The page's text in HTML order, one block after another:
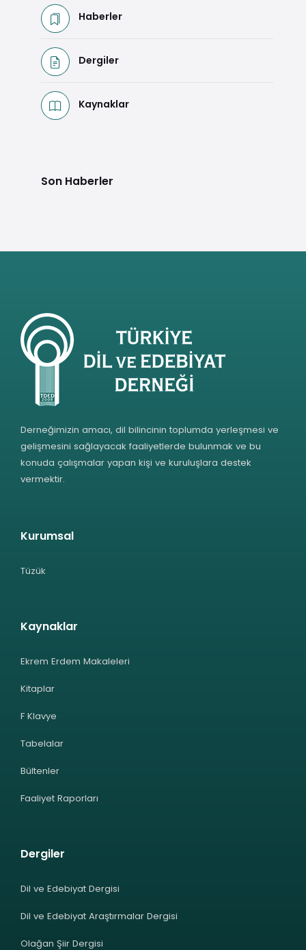
Haberler
Dergiler
Kaynaklar
Son Haberler
Derneğimizin amacı, dil bilincinin toplumda yerleşmesi ve
gelişmesini sağlayacak faaliyetlerde bulunmak ve bu
konuda çalışmalar yapan kişi ve kuruluşlara destek
vermektir.
Kurumsal
Tüzük
Kaynaklar
Ekrem Erdem Makaleleri
Kitaplar
F Klavye
Tabelalar
Bültenler
Faaliyet Raporları
Dergiler
Dil ve Edebiyat Dergisi
Dil ve Edebiyat Araştırmalar Dergisi
Olağan Şiir Dergisi